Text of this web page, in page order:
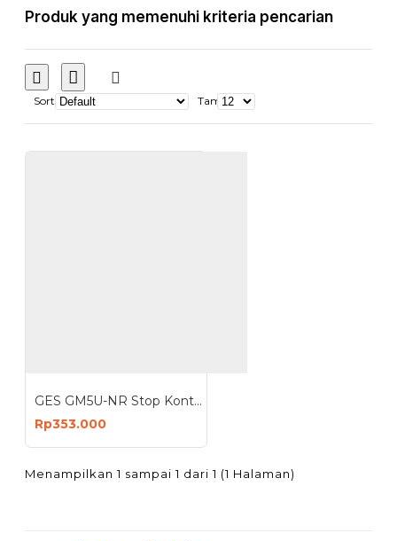
Produk yang memenuhi kriteria pencarian
Sort Tampilkan:
GES GM5U-NR Stop Kontak 5 Lubang 3 Port USB Anti Petir Surge Protector
Rp353.000
Menampilkan 1 sampai 1 dari 1 (1 Halaman)